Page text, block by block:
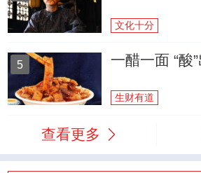
文化十分
5 一醋一面 “酸
生财有道
查看更多